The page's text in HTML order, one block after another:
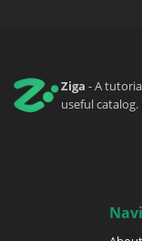
Ziga - A
useful catalog.